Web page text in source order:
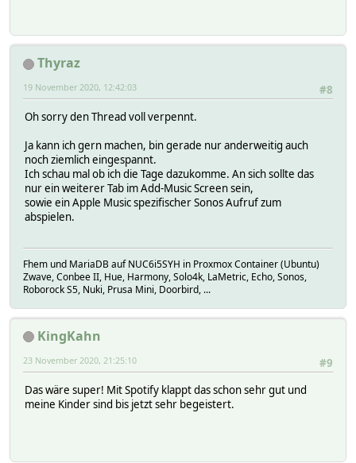
Thyraz
#8
19 November 2020, 12:42:03
Oh sorry den Thread voll verpennt.
Ja kann ich gern machen, bin gerade nur anderweitig auch
noch ziemlich eingespannt.
Ich schau mal ob ich die Tage dazukomme. An sich sollte das
nur ein weiterer Tab im Add-Music Screen sein,
sowie ein Apple Music spezifischer Sonos Aufruf zum
abspielen.
Fhem und MariaDB auf NUC6i5SYH in Proxmox Container (Ubuntu)
Zwave, Conbee II, Hue, Harmony, Solo4k, LaMetric, Echo, Sonos,
Roborock S5, Nuki, Prusa Mini, Doorbird, ...
KingKahn
#9
23 November 2020, 21:25:10
Das wäre super! Mit Spotify klappt das schon sehr gut und
meine Kinder sind bis jetzt sehr begeistert.